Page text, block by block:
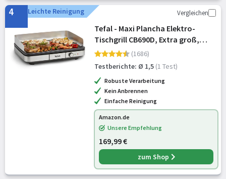
4 Leichte Reinigung Vergleichen
Tefal - Maxi Plancha Elektro-
Tischgrill CB690D, Extra groß,
Antihaft Teppanyaki Platte,
Leichte Reinigung, Innen und
außen nutzbar, Inkl.
abnehmbarem Windschu
(1686)
Testberichte: Ø 1,5 (1 Test)
Robuste Verarbeitung
Kein Anbrennen
Einfache Reinigung
Amazon.de
Unsere Empfehlung
169,99 €
zum Shop